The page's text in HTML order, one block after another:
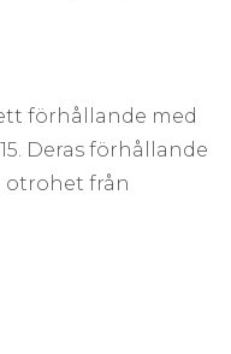
förhållande med
Deras förhållande
otrohet från